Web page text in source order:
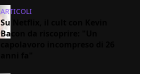
ARTICOLI
Su Netflix, il cult con Kevin
Bacon da riscoprire: "Un